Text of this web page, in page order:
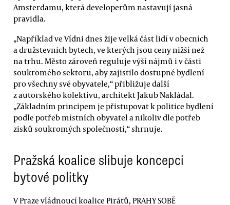
Amsterdamu, která developerům nastavují jasná
pravidla.
„Například ve Vídni dnes žije velká část lidí v obecních
a družstevních bytech, ve kterých jsou ceny nižší než
na trhu. Město zároveň reguluje výši nájmů i v části
soukromého sektoru, aby zajistilo dostupné bydlení
pro všechny své obyvatele,“ přibližuje další
z autorského kolektivu, architekt Jakub Nakládal.
„Základním principem je přistupovat k politice bydlení
podle potřeb místních obyvatel a nikoliv dle potřeb
zisků soukromých společností,“ shrnuje.
Pražská koalice slibuje koncepci
bytové politky
V Praze vládnoucí koalice Pirátů, PRAHY SOBĚ